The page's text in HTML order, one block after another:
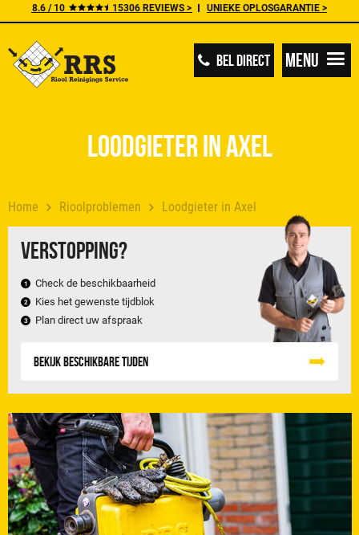
8.6 / 10 15306 REVIEWS > UNIEKE OPLOSGARANTIE >
BEL DIRECT Menu
Home Rioolproblemen Loodgieter in Axel
Verstopping?
Check de beschikbaarheid
Kies het gewenste tijdblok
Plan direct uw afspraak
Bekijk beschikbare tijden
Loodgieter in Axel